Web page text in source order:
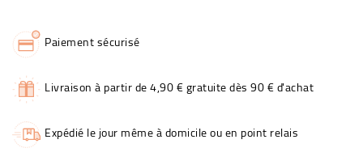
Paiement sécurisé
Livraison à partir de 4,90 € gratuite dès 90 € d'achat
Expédié le jour même à domicile ou en point relais